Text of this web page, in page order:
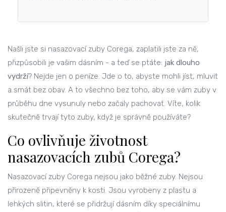
Našli jste si nasazovací zuby Corega, zaplatili jste za ně,
přizpůsobili je vašim dásním - a teď se ptáte: jak dlouho
vydrží? Nejde jen o peníze. Jde o to, abyste mohli jíst, mluvit
a smát bez obav. A to všechno bez toho, aby se vám zuby v
průběhu dne vysunuly nebo začaly pachovat. Víte, kolik
skutečně trvají tyto zuby, když je správně používáte?
Co ovlivňuje životnost
nasazovacích zubů Corega?
Nasazovací zuby Corega nejsou jako běžné zuby. Nejsou
přirozeně připevněny k kosti. Jsou vyrobeny z plastu a
lehkých slitin, které se přidržují dásním díky speciálnímu